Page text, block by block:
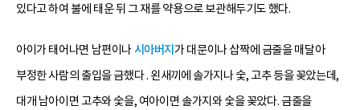
있다고 하여 불에 태운 뒤 그 재를 약용으로 보관해두기도 했다.
아이가 태어나면 남편이나시아버지가 대문이나 삽짝에 금줄을 매달아
부정한 사람의 출입을 금했다 . 왼새끼에 솔가지나 숯, 고추 등을 꽂았는데,
대개 남아이면 고추와 숯을, 여아이면 솔가지와 숯을 꽂았다. 금줄을